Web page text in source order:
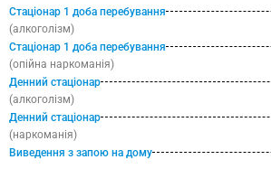
Стаціонар 1 доба перебування
(алкоголізм)
Стаціонар 1 доба перебування
(опійна наркоманія)
Денний стаціонар
(алкоголізм)
Денний стаціонар
(наркоманія)
Виведення з запою на дому